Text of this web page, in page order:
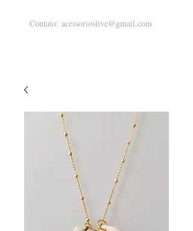
Contato: acessorioslive@gmail.com